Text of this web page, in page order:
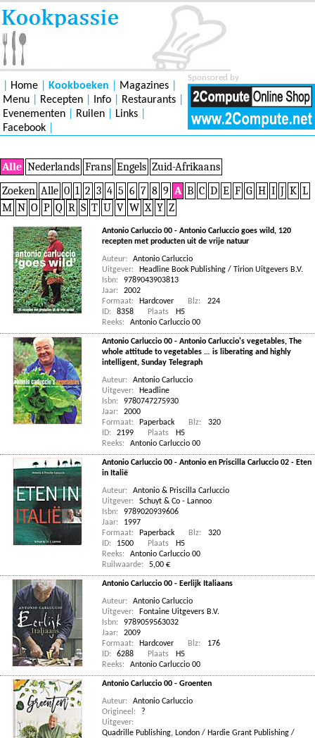
Sponsored by
Home Kookboeken Magazines
Menu
Recepten Info Restaurants
Evenementen
Ruilen Links
Facebook
Alle Nederlands Frans Engels Zuid-Afrikaans
Zoeken Alle 0 1 2 3 4 5 6 7 8 9 A B C D E F G H I J K L
M N O P Q R S T U V W X Y Z
Antonio Carluccio 00 - Antonio Carluccio goes wild, 120
recepten met producten uit de vrije natuur
Auteur:
Antonio Carluccio
Uitgever:
Headline Book Publishing / Tirion Uitgevers B.V.
Isbn:
9789043903813
Jaar:
2002
Formaat:
Hardcover Blz:
224
ID:
8358 Plaats
H5
Reeks:
Antonio Carluccio 00
Antonio Carluccio 00 - Antonio Carluccio's vegetables, The
whole attitude to vegetables … is liberating and highly
intelligent, Sunday Telegraph
Auteur:
Antonio Carluccio
Uitgever:
Headline
Isbn:
9780747275930
Jaar:
2000
Formaat:
Paperback Blz:
320
ID:
2199 Plaats
H5
Reeks:
Antonio Carluccio 00
Antonio Carluccio 00 - Antonio en Priscilla Carluccio 02 - Eten
in Italië
Auteur:
Antonio & Priscilla Carluccio
Uitgever:
Schuyt & Co - Lannoo
Isbn:
9789020939606
Jaar:
1997
Formaat:
Paperback Blz:
320
ID:
1500 Plaats
H5
Reeks:
Antonio Carluccio 00
Ruilwaarde:
5,00 €
Antonio Carluccio 00 - Eerlijk Italiaans
Auteur:
Antonio Carluccio
Uitgever:
Fontaine Uitgevers B.V.
Isbn:
9789059563032
Jaar:
2009
Formaat:
Hardcover Blz:
176
ID:
6288 Plaats
H5
Reeks:
Antonio Carluccio 00
Antonio Carluccio 00 - Groenten
Auteur:
Antonio Carluccio
Origineel:
?
Uitgever:
Quadrille Publishing, London / Hardie Grant Publishing /